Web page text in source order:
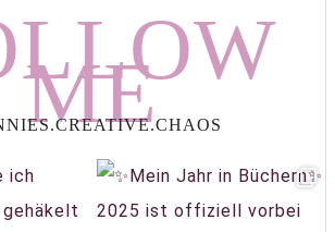
ME